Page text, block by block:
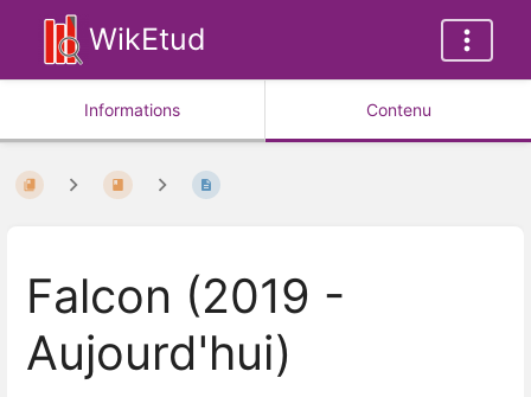
WikEtud
Informations Contenu
Falcon (2019 -
Aujourd'hui)